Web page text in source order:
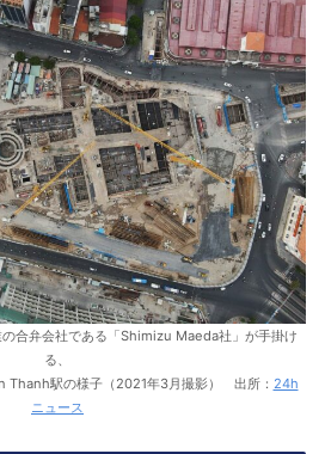
合弁会社である「Shimizu Maeda社」が手掛け
る、
Thanh駅の様子（2021年3月撮影） 出所： 24h
ニュース